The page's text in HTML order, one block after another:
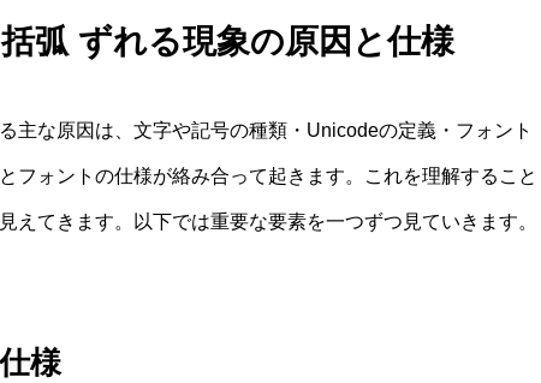
弧 ずれる現象の原因と仕様
主な原因は、文字や記号の種類・Unicodeの定義・フォント
フォントの仕様が絡み合って起きます。これを理解すること
えてきます。以下では重要な要素を一つずつ見ていきます。
様